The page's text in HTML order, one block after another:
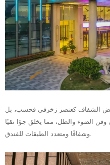
الشفاف كعنصر زخرفي فحسب، بل
الضوء والظل، مما يخلق جوًا نقيًا